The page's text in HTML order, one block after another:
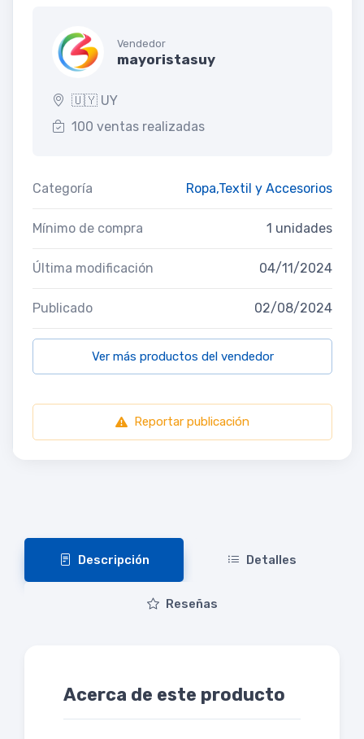
Vendedor
mayoristasuy
🇺🇾 UY
100 ventas realizadas
Categoría Ropa,Textil y Accesorios
Mínimo de compra 1 unidades
Última modificación 04/11/2024
Publicado 02/08/2024
Ver más productos del vendedor
Reportar publicación
Descripción Detalles
Reseñas
Acerca de este producto